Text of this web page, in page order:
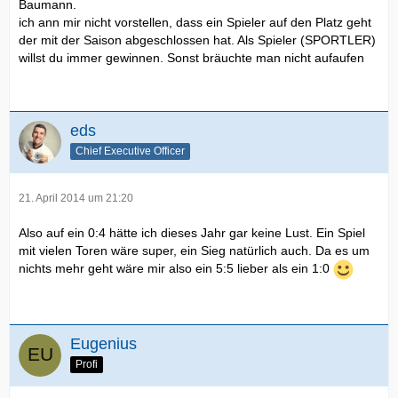
Baumann.
ich ann mir nicht vorstellen, dass ein Spieler auf den Platz geht
der mit der Saison abgeschlossen hat. Als Spieler (SPORTLER)
willst du immer gewinnen. Sonst bräuchte man nicht aufaufen
eds
Chief Executive Officer
21. April 2014 um 21:20
Also auf ein 0:4 hätte ich dieses Jahr gar keine Lust. Ein Spiel
mit vielen Toren wäre super, ein Sieg natürlich auch. Da es um
nichts mehr geht wäre mir also ein 5:5 lieber als ein 1:0
Eugenius
Profi